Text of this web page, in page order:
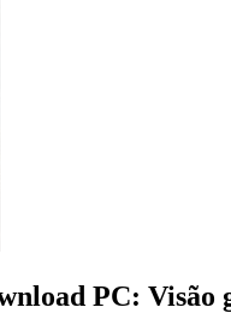
PC: Visão